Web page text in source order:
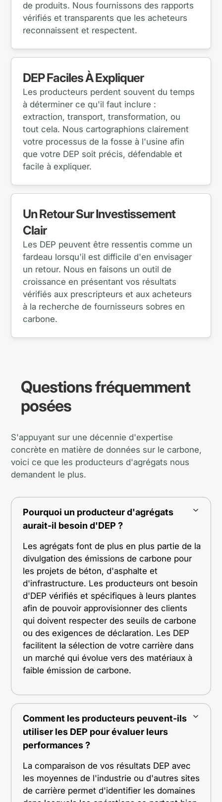
de produits. Nous fournissons des rapports
vérifiés et transparents que les acheteurs
reconnaissent et respectent.
DEP Faciles À Expliquer
Les producteurs perdent souvent du temps
à déterminer ce qu'il faut inclure :
extraction, transport, transformation, ou
tout cela. Nous cartographions clairement
votre processus de la fosse à l'usine afin
que votre DEP soit précis, défendable et
facile à expliquer.
Un Retour Sur Investissement
Clair
Les DEP peuvent être ressentis comme un
fardeau lorsqu'il est difficile d'en envisager
un retour. Nous en faisons un outil de
croissance en présentant vos résultats
vérifiés aux prescripteurs et aux acheteurs
à la recherche de fournisseurs sobres en
carbone.
Questions fréquemment
posées
S'appuyant sur une décennie d'expertise
concrète en matière de données sur le carbone,
voici ce que les producteurs d'agrégats nous
demandent le plus.
Pourquoi un producteur d'agrégats
aurait-il besoin d'DEP ?
Les agrégats font de plus en plus partie de la
divulgation des émissions de carbone pour
les projets de béton, d'asphalte et
d'infrastructure. Les producteurs ont besoin
d'DEP vérifiés et spécifiques à leurs plantes
afin de pouvoir approvisionner des clients
qui doivent respecter des seuils de carbone
ou des exigences de déclaration. Les DEP
facilitent la sélection de votre carrière dans
un marché qui évolue vers des matériaux à
faible émission de carbone.
Comment les producteurs peuvent-ils
utiliser les DEP pour évaluer leurs
performances ?
La comparaison de vos résultats DEP avec
les moyennes de l'industrie ou d'autres sites
de carrière permet d'identifier les domaines